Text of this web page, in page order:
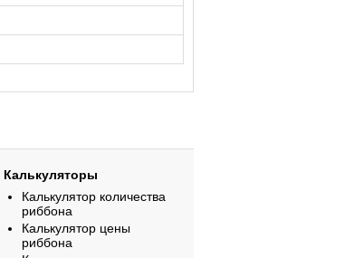
Калькуляторы
Калькулятор количества
риббона
Калькулятор цены
риббона